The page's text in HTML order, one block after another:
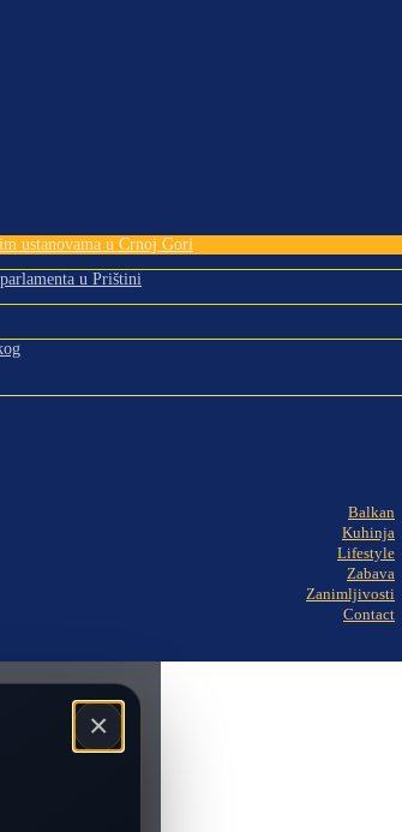
ustanovama u Crnoj Gori
u Prištini
Balkan
Kuhinja
Lifestyle
Zabava
Zanimljivosti
Contact
×